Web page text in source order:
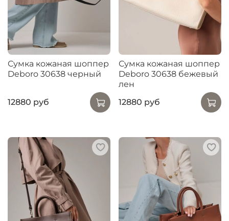
Сумка кожаная шоппер
Deboro 30638 черный
12880 руб
Сумка кожаная шоппер
Deboro 30638 бежевый
лен
12880 руб